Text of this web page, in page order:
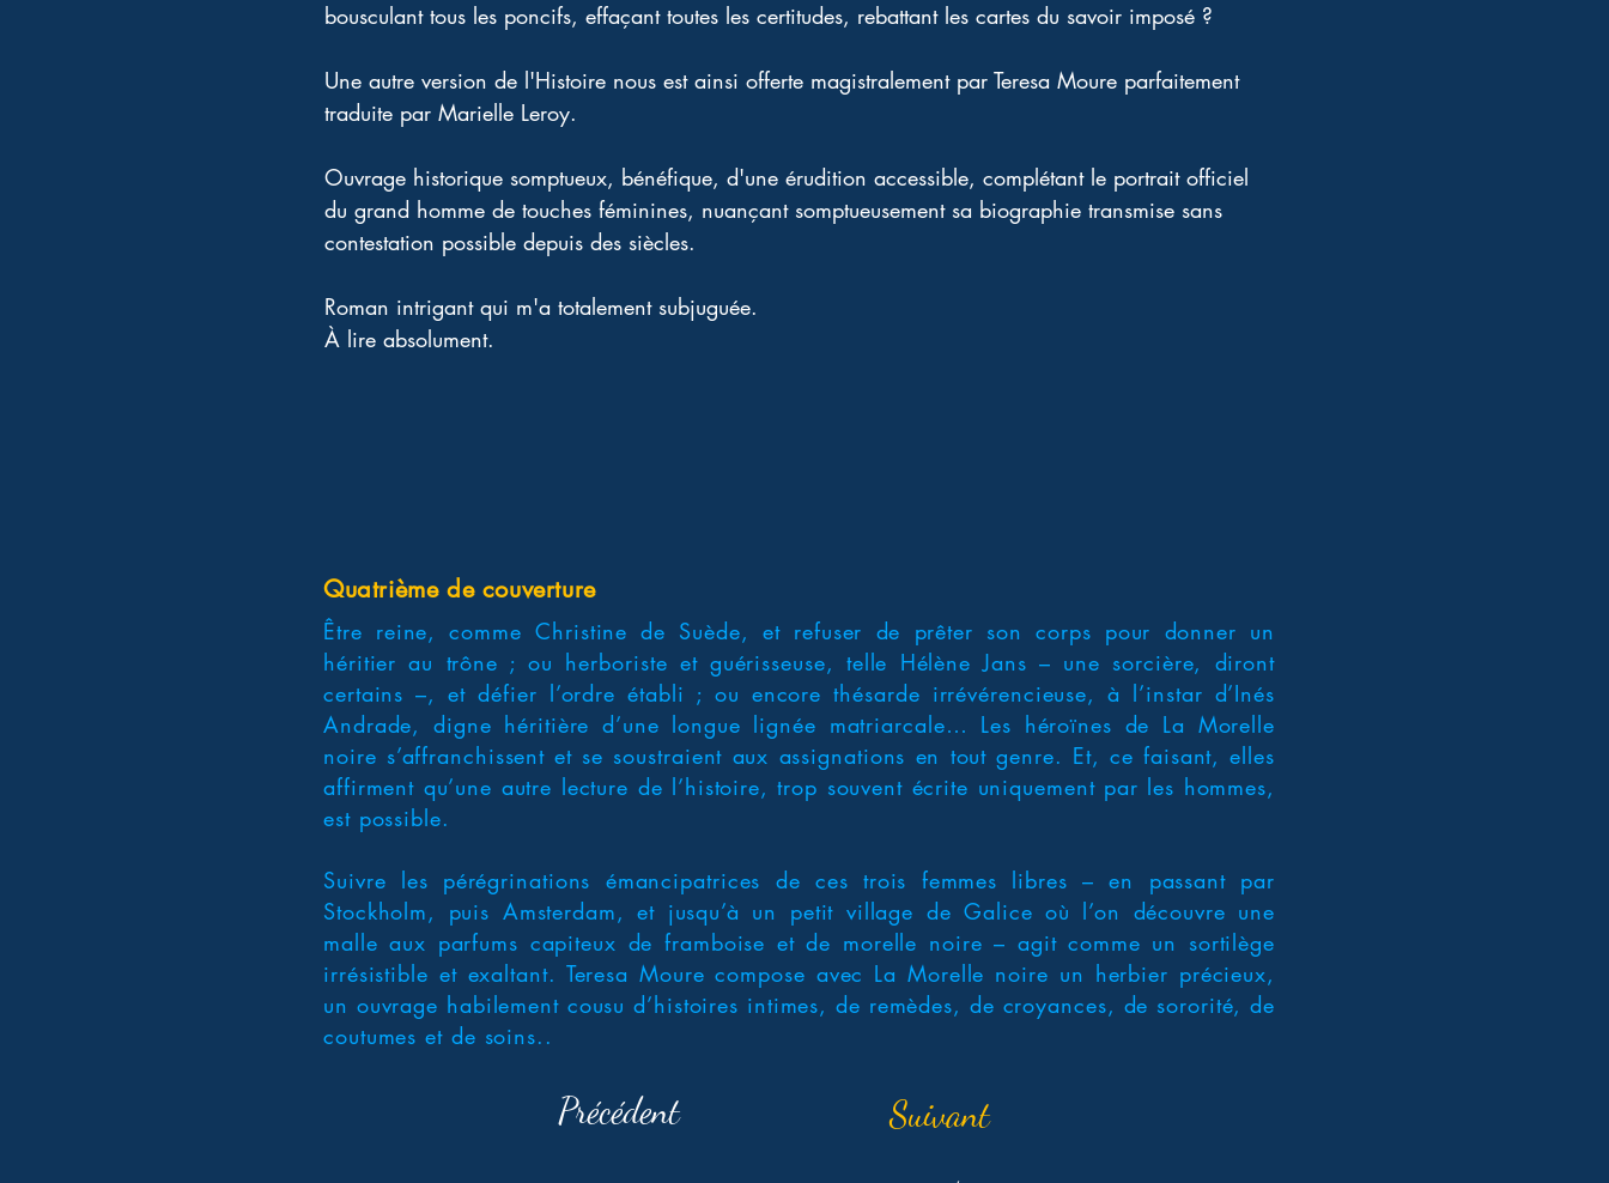
bousculant tous les poncifs, effaçant toutes les certitudes, rebattant les cartes du savoir imposé ?
Une autre version de l'Histoire nous est ainsi offerte magistralement par Teresa Moure parfaitement
traduite par Marielle Leroy.
Ouvrage historique somptueux, bénéfique, d'une érudition accessible, complétant le portrait officiel
du grand homme de touches féminines, nuançant somptueusement sa biographie transmise sans
contestation possible depuis des siècles.
Roman intrigant qui m'a totalement subjuguée.
À lire absolument.
Quatrième de couverture
Être reine, comme Christine de Suède, et refuser de prêter son corps pour donner un
héritier au trône ; ou herboriste et guérisseuse, telle Hélène Jans – une sorcière, diront
certains –, et défier l’ordre établi ; ou encore thésarde irrévérencieuse, à l’instar d’Inés
Andrade, digne héritière d’une longue lignée matriarcale… Les héroïnes de La Morelle
noire s’affranchissent et se soustraient aux assignations en tout genre. Et, ce faisant, elles
affirment qu’une autre lecture de l’histoire, trop souvent écrite uniquement par les hommes,
est possible.
Suivre les pérégrinations émancipatrices de ces trois femmes libres – en passant par
Stockholm, puis Amsterdam, et jusqu’à un petit village de Galice où l’on découvre une
malle aux parfums capiteux de framboise et de morelle noire – agit comme un sortilège
irrésistible et exaltant. Teresa Moure compose avec La Morelle noire un herbier précieux,
un ouvrage habilement cousu d’histoires intimes, de remèdes, de croyances, de sororité, de
coutumes et de soins..
Précédent Suivant